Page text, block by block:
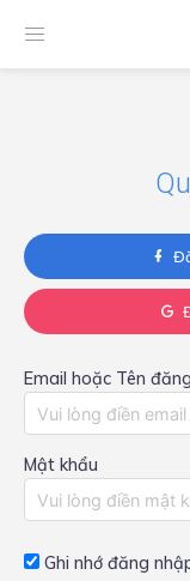
Email hoặc Tên
Mật khẩu
Ghi nhớ đăng